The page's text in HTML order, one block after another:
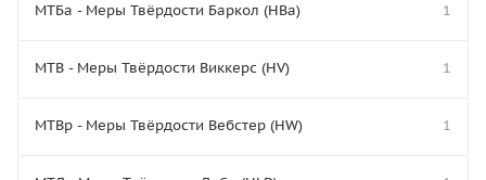
МТБа - Меры Твёрдости Баркол (HBa) 1
МТВ - Меры Твёрдости Виккерс (HV) 1
МТВр - Меры Твёрдости Вебстер (HW) 1